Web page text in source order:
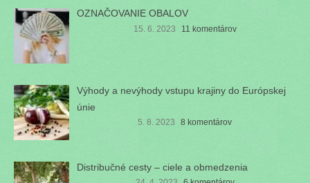
OZNAČOVANIE OBALOV
15. 6. 2023 11 komentárov
Výhody a nevýhody vstupu krajiny do Európskej
únie
5. 8. 2023 8 komentárov
Distribučné cesty – ciele a obmedzenia